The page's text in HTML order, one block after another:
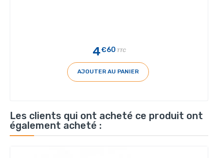
4€60 TTC
AJOUTER AU PANIER
Les clients qui ont acheté ce produit ont
également acheté :